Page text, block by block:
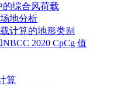
的综合风荷载
地分析
计算的地形类别
2020 CpCg 值
算